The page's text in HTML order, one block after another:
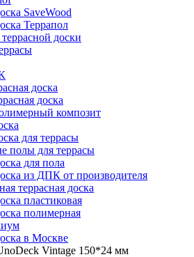
SaveWood
Террапол
доски
доска
доска
композит
для террасы
полы для террасы
для пола
из ДПК от производителя
террасная доска
пластиковая
полимерная
в Москве
Vintage 150*24 мм